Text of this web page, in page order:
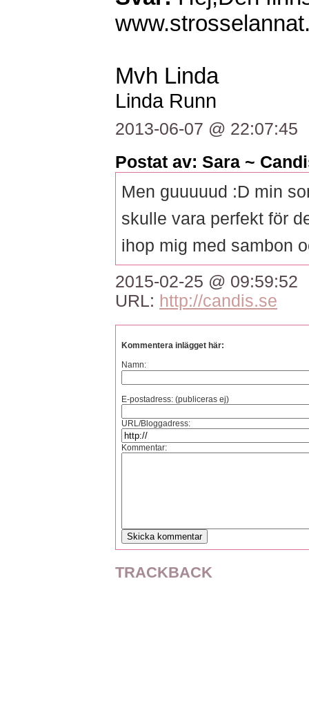
Mvh Linda
Linda Runn
2013-06-07 @ 22:07:45
Postat av: Sara ~
Men guuuuud :D min
skulle vara perfekt för
ihop mig med sambon
2015-02-25 @ 09:59:52
URL: http://candis.se
Kommentera inlägget här:
Namn:
E-postadress: (publiceras ej)
URL/Bloggadress:
Kommentar:
TRACKBACK